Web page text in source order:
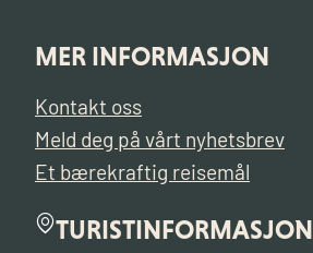
MER INFORMASJON
Kontakt oss
Meld deg på vårt nyhetsbrev
Et bærekraftig reisemål
TURISTINFORMASJON